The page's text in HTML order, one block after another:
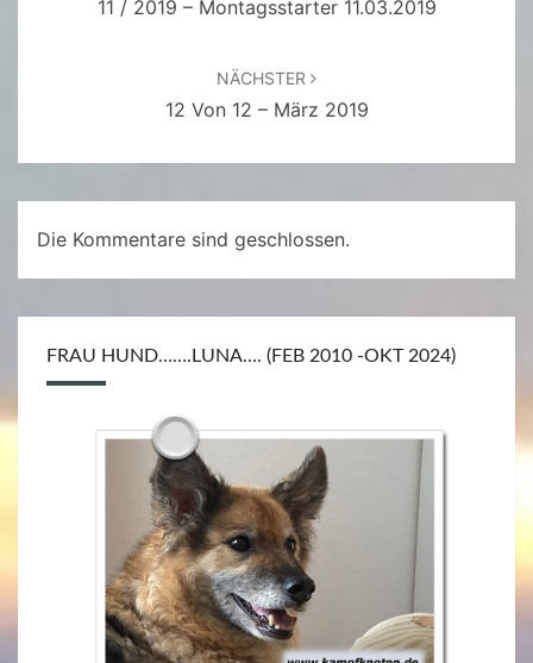
11 / 2019 – Montagsstarter 11.03.2019
NÄCHSTER
12 Von 12 – März 2019
Die Kommentare sind geschlossen.
FRAU HUND…….LUNA…. (FEB 2010 -OKT 2024)